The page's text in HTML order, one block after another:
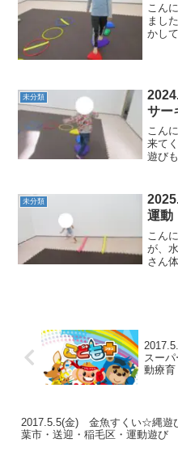
こん
まし
かし
未分類
サー
こん
来て
遊び
ばし
壁倒
未分類
運動
こん
が、
さん
スー
動療育
2017.5.5(金) 金魚すくい☆縄
葉市・送迎・稲毛区・運動遊び